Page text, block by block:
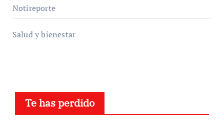
Notireporte
Salud y bienestar
Te has perdido